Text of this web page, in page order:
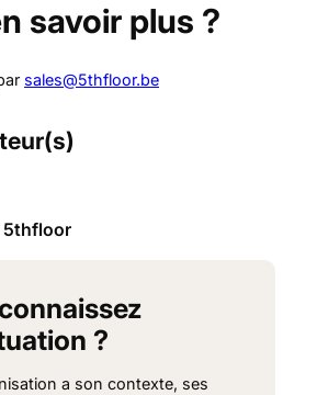
savoir plus ?
sales@5thfloor.be
5thfloor
?
a son contexte, ses